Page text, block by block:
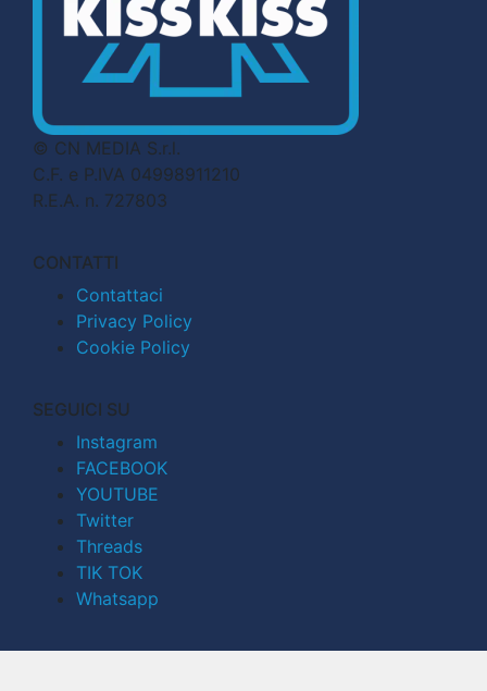
© CN MEDIA S.r.l.
C.F. e P.IVA 04998911210
R.E.A. n. 727803
CONTATTI
Contattaci
Privacy Policy
Cookie Policy
SEGUICI SU
Instagram
FACEBOOK
YOUTUBE
Twitter
Threads
TIK TOK
Whatsapp